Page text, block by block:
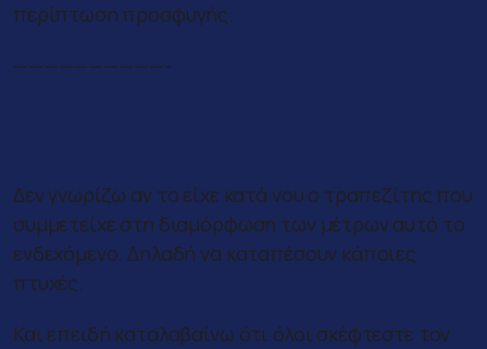
περίπτωση προσφυγής.
——————————-
Δεν γνωρίζω αν το είχε κατά νου ο τραπεζίτης που
συμμετείχε στη διαμόρφωση των μέτρων αυτό το
ενδεχόμενο. Δηλαδή να καταπέσουν κάποιες
πτυχές.
Και επειδή καταλαβαίνω ότι όλοι σκέφτεστε τον